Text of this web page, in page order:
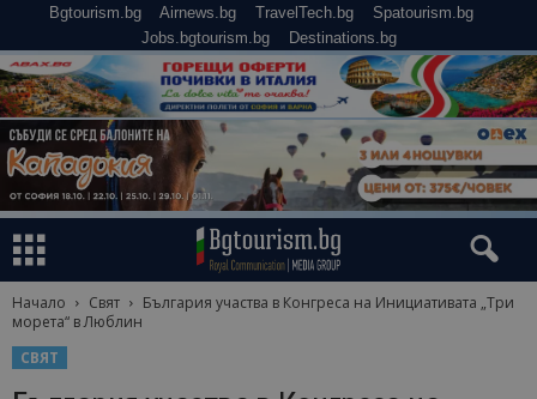
Bgtourism.bg Airnews.bg TravelTech.bg
Spatourism.bg
Jobs.bgtourism.bg
Destinations.bg
Начало Свят
България участва в Конгреса на Инициативата „Три
морета“ в Люблин
СВЯТ